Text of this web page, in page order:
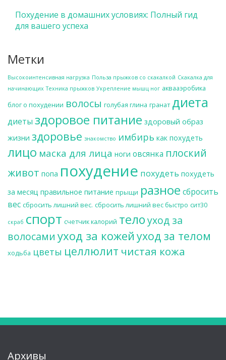
Похудение в домашних условиях: Полный гид
для вашего успеха
Метки
Высокоинтенсивная нагрузка Польза прыжков со скакалкой Скакалка для
начинающих Техника прыжков Укрепление мышц ног аквааэробика
блог о похудении волосы голубая глина гранат диета
диеты здоровое питание здоровый образ
жизни здоровье знакомство имбирь как похудеть
лицо маска для лица ноги овсянка плоский
живот попа похудение похудеть похудеть
за месяц правильное питание прыщи разное сбросить
вес сбросить лишний вес. сбросить лишний вес быстро сит30
скраб спорт счетчик калорий телоуход за
волосами уход за кожей уход за телом
ходьба цветы целлюлит чистая кожа
Архивы